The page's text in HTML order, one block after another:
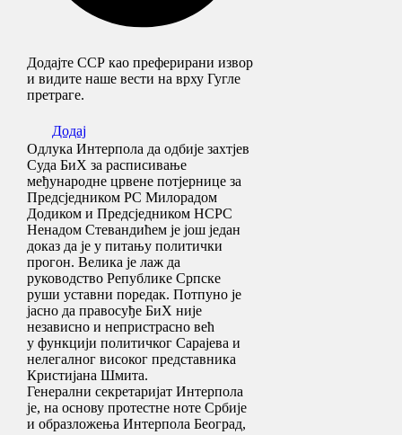
Додајте ССР као преферирани извор
и видите наше вести на врху Гугле
претраге.
Додај
Одлука Интерпола да одбије захтјев
Суда БиХ за расписивање
међународне црвене потјернице за
Предсједником РС Милорадом
Додиком и Предсједником НСРС
Ненадом Стевандићем je још један
доказ да је у питању политички
прогон. Велика је лаж да
руководство Републике Српске
руши уставни поредак. Потпуно је
јасно да правосуђе БиХ није
независно и непристрасно већ
у функцији политичког Сарајева и
нелегалног високог представника
Кристијана Шмита.
Генерални секретаријат Интерпола
је, на основу протестне ноте Србије
и образложења Интерпола Београд,